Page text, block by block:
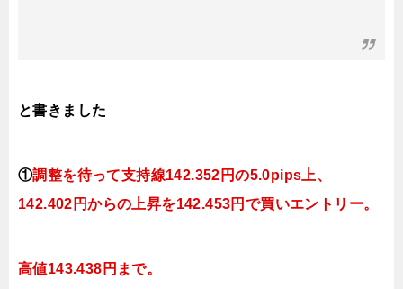
と書きました
①調整を待って支持線142.352円の5.0pips上、
142.402円からの上昇を142.453円で買いエントリー。
高値143.438円まで。